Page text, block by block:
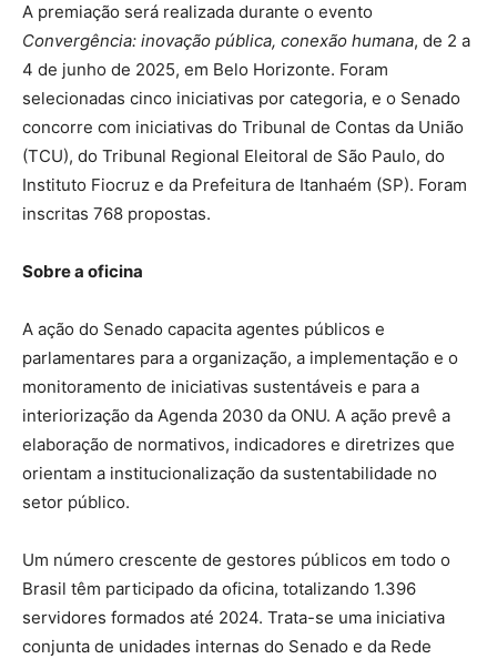
A premiação será realizada durante o evento
Convergência: inovação pública, conexão humana, de 2 a
4 de junho de 2025, em Belo Horizonte. Foram
selecionadas cinco iniciativas por categoria, e o Senado
concorre com iniciativas do Tribunal de Contas da União
(TCU), do Tribunal Regional Eleitoral de São Paulo, do
Instituto Fiocruz e da Prefeitura de Itanhaém (SP). Foram
inscritas 768 propostas.
Sobre a oficina
A ação do Senado capacita agentes públicos e
parlamentares para a organização, a implementação e o
monitoramento de iniciativas sustentáveis e para a
interiorização da Agenda 2030 da ONU. A ação prevê a
elaboração de normativos, indicadores e diretrizes que
orientam a institucionalização da sustentabilidade no
setor público.
Um número crescente de gestores públicos em todo o
Brasil têm participado da oficina, totalizando 1.396
servidores formados até 2024. Trata-se uma iniciativa
conjunta de unidades internas do Senado e da Rede